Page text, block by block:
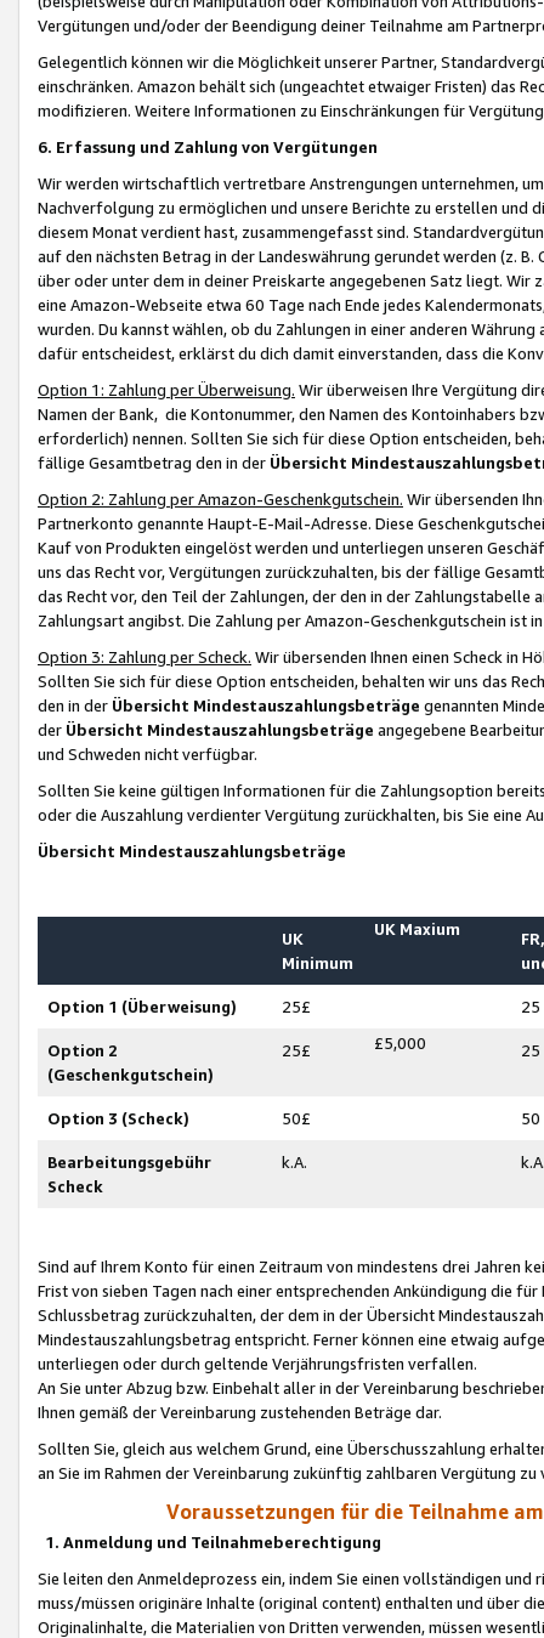
Vergütungen und/oder der Beendigung deiner Teilnahme am
Gelegentlich können wir die Möglichkeit unserer Partner,
einschränken. Amazon behält sich (ungeachtet etwaiger Fristen) das
modifizieren. Weitere Informationen zu Einschränkungen für
6. Erfassung und Zahlung von Vergütungen
Wir werden wirtschaftlich vertretbare Anstrengungen unternehmen,
Nachverfolgung zu ermöglichen und unsere Berichte zu erstellen und
diesem Monat verdient hast, zusammengefasst sind.
auf den nächsten Betrag in der Landeswährung gerundet werden (z.
über oder unter dem in deiner Preiskarte angegebenen Satz liegt.
eine Amazon-Webseite etwa 60 Tage nach Ende jedes
wurden. Du kannst wählen, ob du Zahlungen in einer anderen
dafür entscheidest, erklärst du dich damit einverstanden, dass die
Option 1: Zahlung per Überweisung. Wir überweisen Ihre Vergütung
Namen der Bank, die Kontonummer, den Namen des Kontoinhabers
erforderlich) nennen. Sollten Sie sich für diese Option entscheiden,
fällige Gesamtbetrag den in der Übersicht
Option 2: Zahlung per Amazon-Geschenkgutschein. Wir übersenden
Partnerkonto genannte Haupt-E-Mail-Adresse. Diese
Kauf von Produkten eingelöst werden und unterliegen unseren
uns das Recht vor, Vergütungen zurückzuhalten, bis der fällige
das Recht vor, den Teil der Zahlungen, der den in der
Zahlungsart angibst. Die Zahlung per Amazon-Geschenkgutschein ist
Option 3: Zahlung per Scheck. Wir übersenden Ihnen einen Scheck in
Sollten Sie sich für diese Option entscheiden, behalten wir uns das
den in der Übersicht Mindestauszahlungsbeträge genannten
der Übersicht Mindestauszahlungsbeträge angegebene
und Schweden nicht verfügbar.
Sollten Sie keine gültigen Informationen für die Zahlungsoption
oder die Auszahlung verdienter Vergütung zurückhalten, bis Sie
Übersicht Mindestauszahlungsbeträge
UK
Minimum
UK Maxium
Option 1 (Überweisung) 25£ 25
Option 2
(Geschenkgutschein)
25£ £5,000 25
Option 3 (Scheck) 50£ 50
Bearbeitungsgebühr
Scheck
k.A.
Sind auf Ihrem Konto für einen Zeitraum von mindestens drei Jahren
Frist von sieben Tagen nach einer entsprechenden Ankündigung die
Schlussbetrag zurückzuhalten, der dem in der Übersicht
Mindestauszahlungsbetrag entspricht. Ferner können eine etwaig
unterliegen oder durch geltende Verjährungsfristen verfallen.
An Sie unter Abzug bzw. Einbehalt aller in der Vereinbarung
Ihnen gemäß der Vereinbarung zustehenden Beträge dar.
Sollten Sie, gleich aus welchem Grund, eine Überschusszahlung
an Sie im Rahmen der Vereinbarung zukünftig zahlbaren Vergütung zu
Voraussetzungen für die Teilnahme
1. Anmeldung und Teilnahmeberechtigung
Sie leiten den Anmeldeprozess ein, indem Sie einen vollständigen
muss/müssen originäre Inhalte (original content) enthalten und über
Originalinhalte, die Materialien von Dritten verwenden, müssen